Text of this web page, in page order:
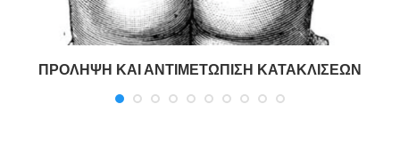
ΠΡΟΛΗΨΗ ΚΑΙ ΑΝΤΙΜΕΤΩΠΙΣΗ ΚΑΤΑΚΛΙΣΕΩΝ